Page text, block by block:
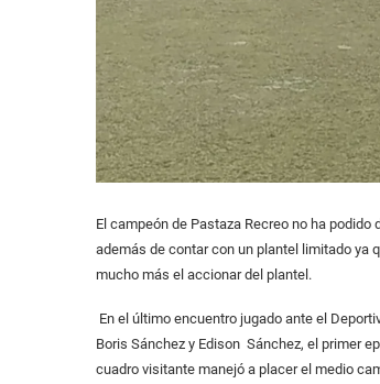
El campeón de Pastaza Recreo no ha
además de contar con un plantel limitado ya
mucho más el accionar del plantel.
En el último encuentro jugado ante el
Boris Sánchez y Edison Sánchez, el primer
cuadro visitante manejó a placer el medio